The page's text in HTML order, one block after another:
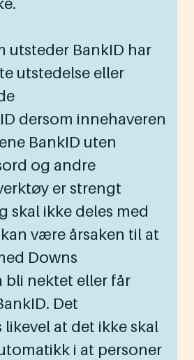
utsteder BankID har
utstedelse eller
dersom innehaveren
BankID uten
og andre
er strengt
skal ikke deles med
være årsaken til at
Downs
bli nektet eller får
Det
likevel at det ikke skal
i at personer